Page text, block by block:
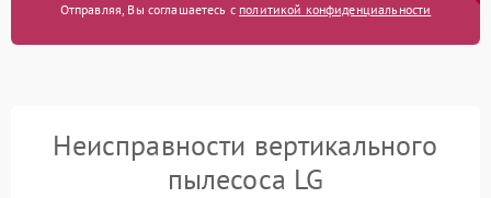
Отправляя, Вы соглашаетесь с политикой конфиденциальности
Неисправности вертикального
пылесоса LG